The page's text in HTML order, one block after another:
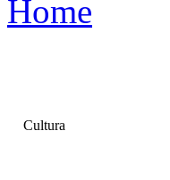
Home
Cultura